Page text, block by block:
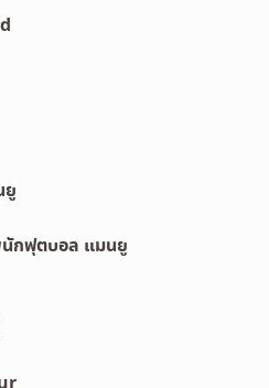
ยู
นักฟุตบอล แมนยู